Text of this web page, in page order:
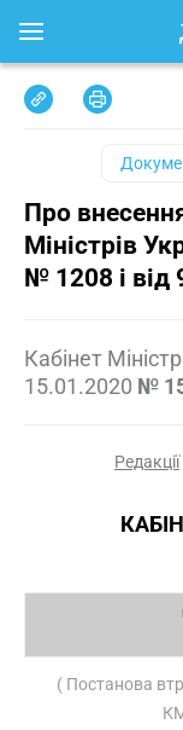
Про
Міністрів
№ 1208 і
Кабінет
15.01.2020 №
Редакції
( Постанова